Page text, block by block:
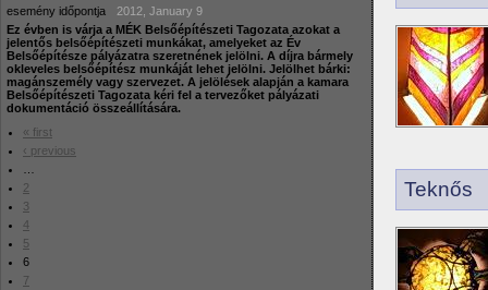
esemény időpontja
2012, January 9
Ez évben is várja a MÉK Belsőépítészeti Tagozata azokat a
jelentős belsőépítészeti munkákat, amelyeket az Év
Belsőépítésze pályázatra szeretnének jelölni. A díjra bármely
okleveles belsőépítész munkáját lehet jelölni. Jelölhet bárki:
magánszemély vagy szervezet. A jelölések alapján a kamara
Belsőépítészeti Tagozata kéri fel a tervezőket pályázati
dokumentáció összeállítására.
« first
‹ previous
2
3
4
5
6
7
Teknős